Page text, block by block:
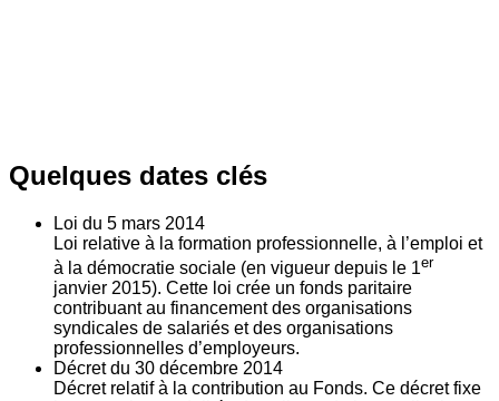
Quelques dates clés
Loi du 5 mars 2014
Loi relative à la formation professionnelle, à l’emploi et
à la démocratie sociale (en vigueur depuis le 1er
janvier 2015). Cette loi crée un fonds paritaire
contribuant au financement des organisations
syndicales de salariés et des organisations
professionnelles d’employeurs.
Décret du 30 décembre 2014
Décret relatif à la contribution au Fonds. Ce décret fixe